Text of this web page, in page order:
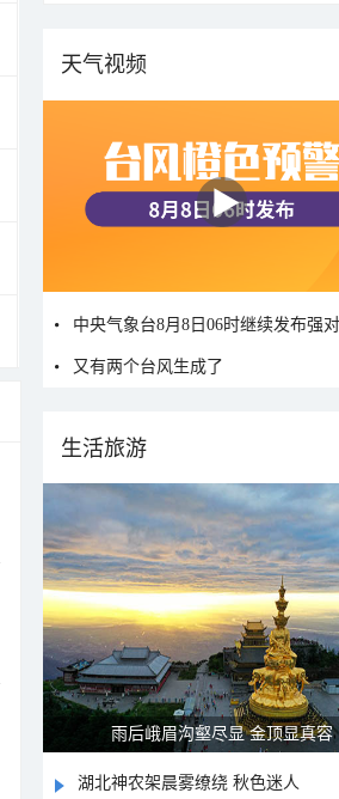
天气视频
又有两个台风生成了
生活旅游
雨后峨眉沟壑尽显 金顶显真容
湖北神农架晨雾缭绕 秋色迷人